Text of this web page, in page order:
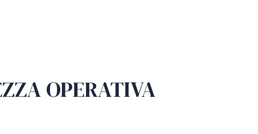
OPERATIVA